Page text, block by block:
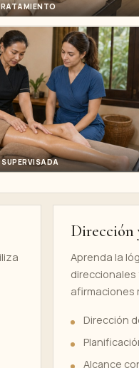
Dirección
Aprenda la
afirmaciones
Dirección
Alcance